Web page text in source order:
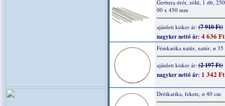
Gerbera drót, zöld, 1 db,
00 x 450 mm
ajánlott kisker ár:(7 910 Ft)
nagyker nettó ár: 4 636 Ft
Fémkarika natúr, natúr, ø 35
ajánlott kisker ár:(2 197 Ft)
nagyker nettó ár: 1 342 Ft
Drótkarika, fekete, ø 40 cm